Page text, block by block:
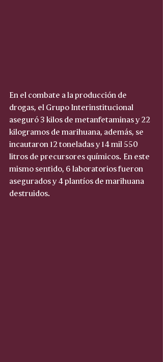
En el combate a la producción de
drogas, el Grupo Interinstitucional
aseguró 3 kilos de metanfetaminas y 22
kilogramos de marihuana, además, se
incautaron 12 toneladas y 14 mil 550
litros de precursores químicos. En este
mismo sentido, 6 laboratorios fueron
asegurados y 4 plantíos de marihuana
destruidos.